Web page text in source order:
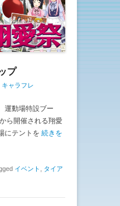
プ
キャラフレ
動場特設ブー
ら開催される翔愛
にテントを 続きを
イベント
タイア